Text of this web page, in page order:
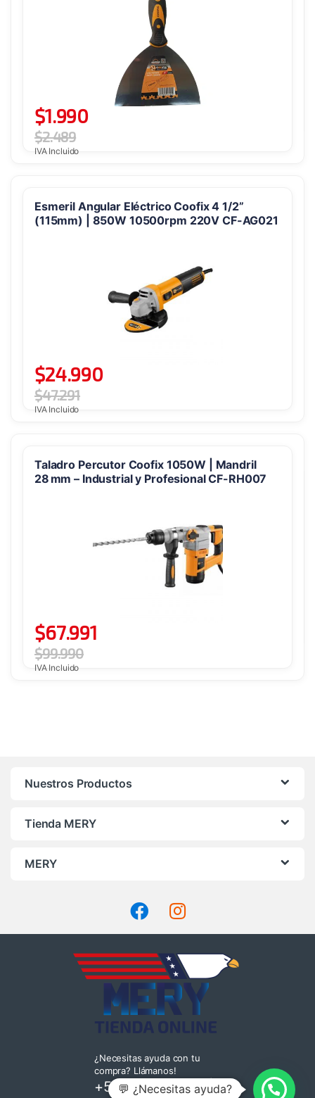
$1.990
$2.489
IVA Incluido
Esmeril Angular Eléctrico Coofix 4 1/2”
(115mm) | 850W 10500rpm 220V CF-AG021
$24.990
$47.291
IVA Incluido
Taladro Percutor Coofix 1050W | Mandril
28 mm – Industrial y Profesional CF-RH007
$67.991
$99.990
IVA Incluido
Nuestros Productos
Tienda MERY
MERY
¿Necesitas ayuda con tu
compra? Llámanos!
+569 4220 7935|
💬 ¿Necesitas ayuda?